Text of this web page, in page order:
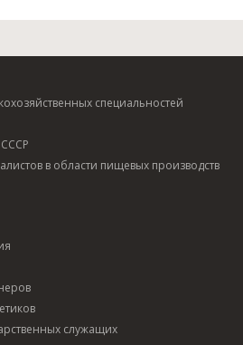
специальностей
в области пищевых производств
служащих